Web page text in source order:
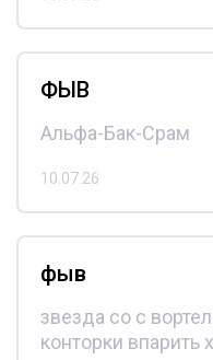
ФЫВ
Альфа-Бак-Срам
10.07.26
фыв
звезда со с
конторки впарить